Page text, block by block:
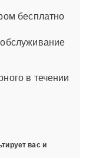
бесплатно
в течении
вас и